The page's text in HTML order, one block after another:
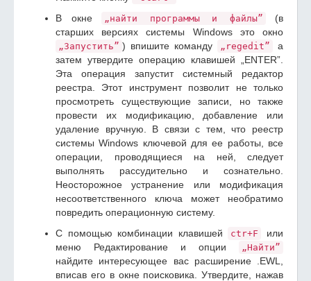
В окне „найти программы и файлы”
(в
старших версиях системы Windows это окно
„Запустить” ) впишите команду „regedit”
а
затем утвердите операцию клавишей „ENTER”.
Эта операция запустит системный редактор
реестра. Этот инструмент позволит не только
просмотреть существующие записи, но также
провести их модификацию, добавление или
удаление вручную. В связи с тем, что реестр
системы Windows ключевой для ее работы, все
операции, проводящиеся на ней, следует
выполнять рассудительно и сознательно.
Неосторожное устранение или модификация
несоответственного ключа может необратимо
повредить операционную систему.
С помощью комбинации клавишей
ctr+F
или
меню Редактирование и опции
„Найти”
найдите интересующее вас расширение .EWL,
вписав его в окне поисковика. Утвердите, нажав